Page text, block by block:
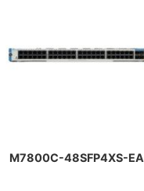
M7800C-48SFP4XS-EA